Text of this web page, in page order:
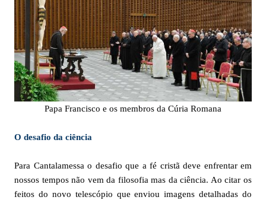
Papa Francisco e os membros da Cúria Romana
O desafio da ciência
Para Cantalamessa o desafio que a fé cristã deve enfrentar em
nossos tempos não vem da filosofia mas da ciência. Ao citar os
feitos do novo telescópio que enviou imagens detalhadas do